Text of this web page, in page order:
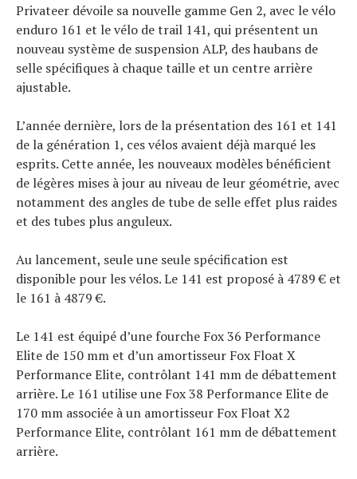
Privateer dévoile sa nouvelle gamme Gen 2, avec le vélo
enduro 161 et le vélo de trail 141, qui présentent un
nouveau système de suspension ALP, des haubans de
selle spécifiques à chaque taille et un centre arrière
ajustable.
L’année dernière, lors de la présentation des 161 et 141
de la génération 1, ces vélos avaient déjà marqué les
esprits. Cette année, les nouveaux modèles bénéficient
de légères mises à jour au niveau de leur géométrie, avec
notamment des angles de tube de selle effet plus raides
et des tubes plus anguleux.
Au lancement, seule une seule spécification est
disponible pour les vélos. Le 141 est proposé à 4789 € et
le 161 à 4879 €.
Le 141 est équipé d’une fourche Fox 36 Performance
Elite de 150 mm et d’un amortisseur Fox Float X
Performance Elite, contrôlant 141 mm de débattement
arrière. Le 161 utilise une Fox 38 Performance Elite de
170 mm associée à un amortisseur Fox Float X2
Performance Elite, contrôlant 161 mm de débattement
arrière.